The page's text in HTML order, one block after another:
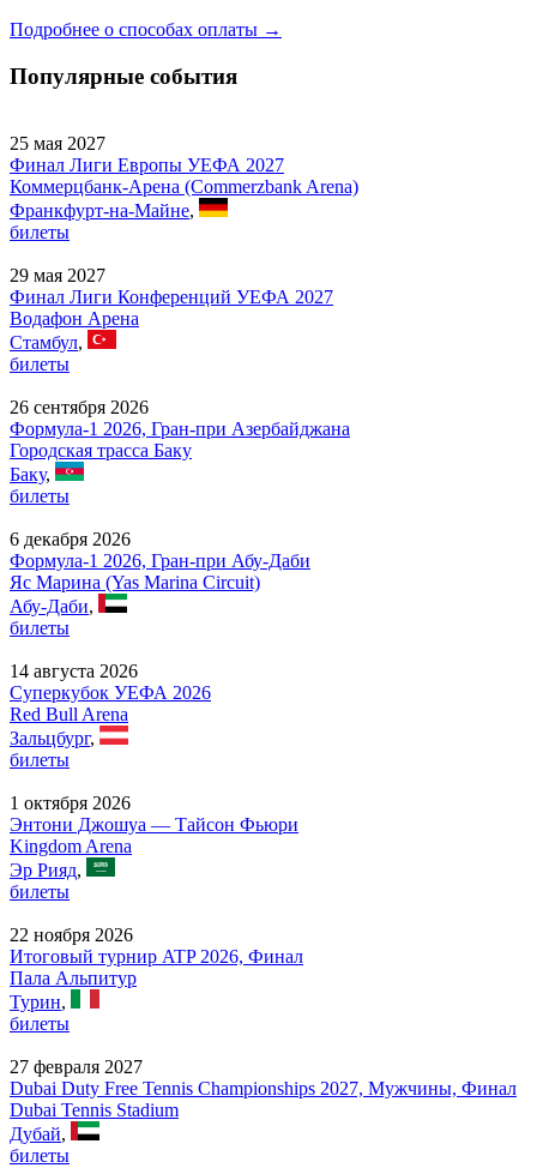
Подробнее о способах оплаты →
Популярные события
25 мая 2027
Финал Лиги Европы УЕФА 2027
Коммерцбанк-Арена (Commerzbank Arena)
Франкфурт-на-Майне,
билеты
29 мая 2027
Финал Лиги Конференций УЕФА 2027
Водафон Арена
Стамбул,
билеты
26 сентября 2026
Формула-1 2026, Гран-при Азербайджана
Городская трасса Баку
Баку,
билеты
6 декабря 2026
Формула-1 2026, Гран-при Абу-Даби
Яс Марина (Yas Marina Circuit)
Абу-Даби,
билеты
14 августа 2026
Суперкубок УЕФА 2026
Red Bull Arena
Зальцбург,
билеты
1 октября 2026
Энтони Джошуа — Тайсон Фьюри
Kingdom Arena
Эр Рияд,
билеты
22 ноября 2026
Итоговый турнир ATP 2026, Финал
Пала Альпитур
Турин,
билеты
27 февраля 2027
Dubai Duty Free Tennis Championships 2027, Мужчины, Финал
Dubai Tennis Stadium
Дубай,
билеты